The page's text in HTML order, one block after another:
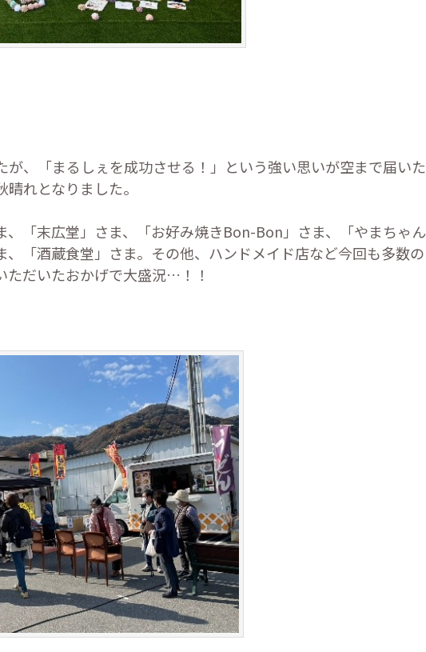
が、「まるしぇを成功させる！」という強い思いが空まで届いた
れとなりました。
、「末広堂」さま、「お好み焼きBon-Bon 」さま、「やまちゃん
、「酒蔵食堂」さま。その他、ハンドメイド店など今回も多数の
ただいたおかげで大盛況…！！